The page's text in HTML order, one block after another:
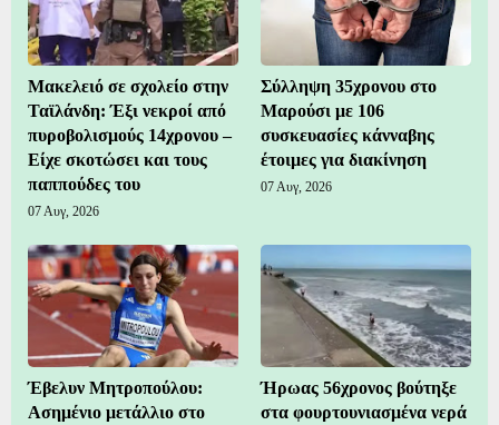
Μακελειό σε σχολείο στην
Ταϊλάνδη: Έξι νεκροί από
πυροβολισμούς 14χρονου –
Είχε σκοτώσει και τους
παππούδες του
07 Αυγ, 2026
Σύλληψη 35χρονου στο
Μαρούσι με 106
συσκευασίες κάνναβης
έτοιμες για διακίνηση
07 Αυγ, 2026
Έβελυν Μητροπούλου:
Ασημένιο μετάλλιο στο
Ήρωας 56χρονος βούτηξε
στα φουρτουνιασμένα νερά